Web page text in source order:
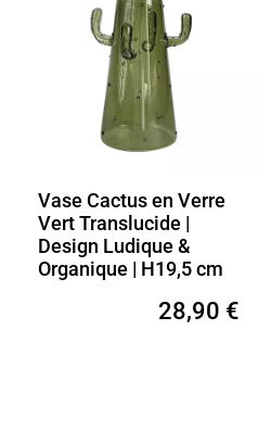
Vase Origami en Terre
Cuite | Design Plissé | 3
Coloris : Beige, Blanc,
Turquoise | H25 cm